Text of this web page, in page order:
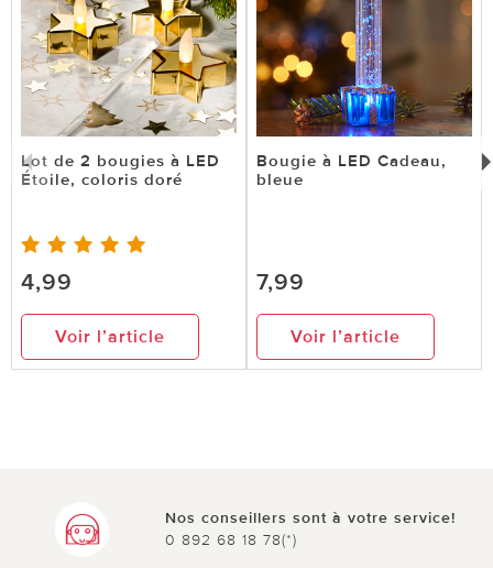
Lot de 2 bougies à LED
Étoile, coloris doré
4,99
Voir l’article
Bougie à LED Cadeau,
bleue
7,99
Voir l’article
Nos conseillers sont à votre service!
0 892 68 18 78(*)